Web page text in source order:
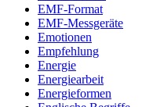
EMF-Format
EMF-Messgeräte
Emotionen
Empfehlung
Energie
Energiearbeit
Energieformen